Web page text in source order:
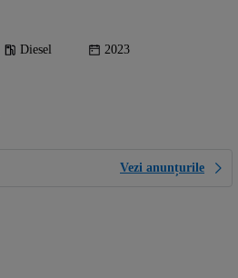
Diesel 2023
Vezi anunțurile